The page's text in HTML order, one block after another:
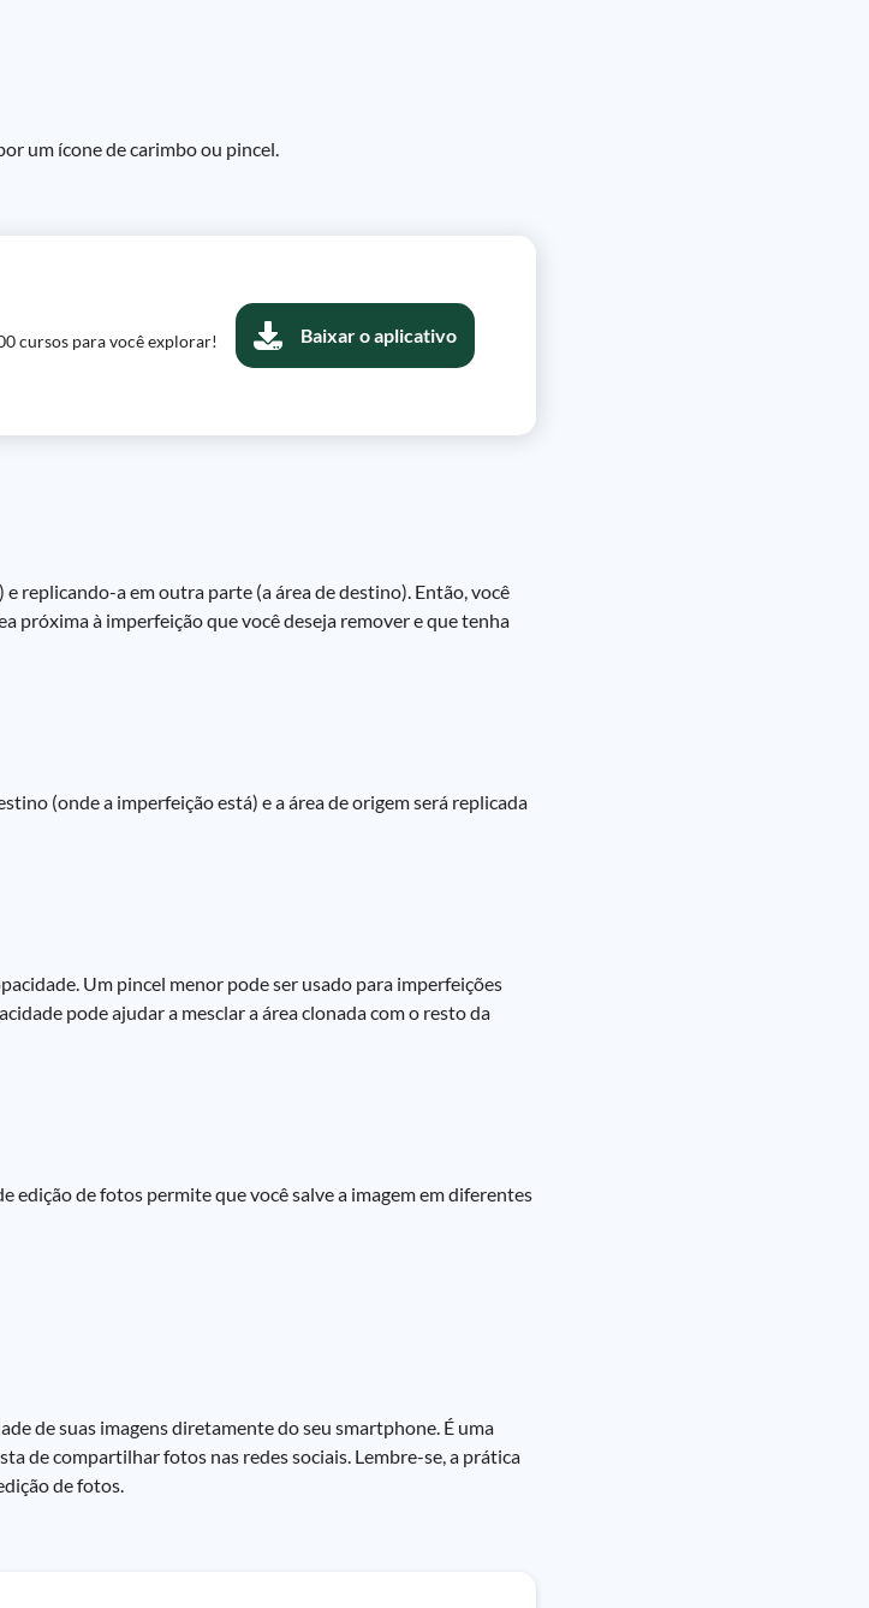
um ícone de carimbo ou pincel.
cursos para você explorar! Baixar o aplicativo
replicando-a em outra parte (a área de destino). Então, você
próxima à imperfeição que você deseja remover e que tenha
(onde a imperfeição está) e a área de origem será replicada
Um pincel menor pode ser usado para imperfeições
pode ajudar a mesclar a área clonada com o resto da
edição de fotos permite que você salve a imagem em diferentes
de suas imagens diretamente do seu smartphone. É uma
de compartilhar fotos nas redes sociais. Lembre-se, a prática
de fotos.